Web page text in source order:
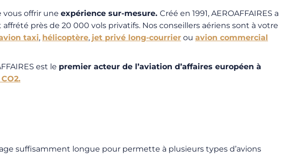
vous offrir une expérience sur-mesure. Créé en 1991, AEROAFFAIRES a
près de 20 000 vols privatifs. Nos conseillers aériens sont à votre
taxi, hélicoptère, jet privé long-courrier ou avion commercial
est le premier acteur de l’aviation d’affaires européen à
suffisamment longue pour permette à plusieurs types d’avions